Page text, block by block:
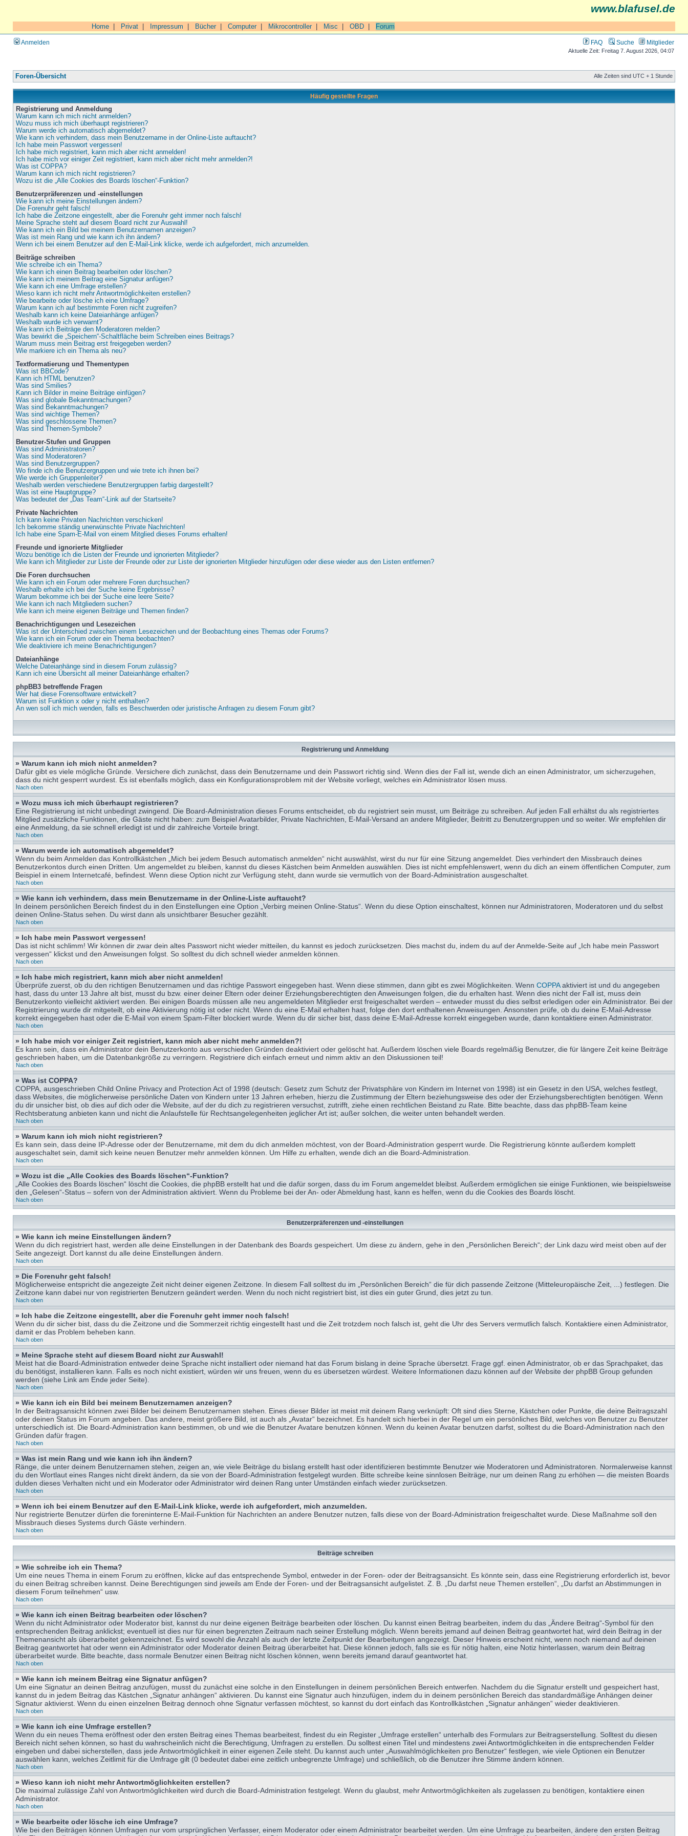
www.blafusel.de
Home Privat Impressum Bücher| Computer| Mikrocontroller| Misc OBD Forum
Anmelden FAQ Suche Mitglieder
Aktuelle Zeit: Freitag 7. August 2026, 04:07
Foren-Übersicht Alle Zeiten sind UTC + 1 Stunde
Häufig gestellte Fragen
Registrierung und Anmeldung
Warum kann ich mich nicht anmelden?
Wozu muss ich mich überhaupt registrieren?
Warum werde ich automatisch abgemeldet?
Wie kann ich verhindern, dass mein Benutzername in der Online-Liste auftaucht?
Ich habe mein Passwort vergessen!
Ich habe mich registriert, kann mich aber nicht anmelden!
Ich habe mich vor einiger Zeit registriert, kann mich aber nicht mehr anmelden?!
Was ist COPPA?
Warum kann ich mich nicht registrieren?
Wozu ist die „Alle Cookies des Boards löschen“-Funktion?
Benutzerpräferenzen und -einstellungen
Wie kann ich meine Einstellungen ändern?
Die Forenuhr geht falsch!
Ich habe die Zeitzone eingestellt, aber die Forenuhr geht immer noch falsch!
Meine Sprache steht auf diesem Board nicht zur Auswahl!
Wie kann ich ein Bild bei meinem Benutzernamen anzeigen?
Was ist mein Rang und wie kann ich ihn ändern?
Wenn ich bei einem Benutzer auf den E-Mail-Link klicke, werde ich aufgefordert, mich anzumelden.
Beiträge schreiben
Wie schreibe ich ein Thema?
Wie kann ich einen Beitrag bearbeiten oder löschen?
Wie kann ich meinem Beitrag eine Signatur anfügen?
Wie kann ich eine Umfrage erstellen?
Wieso kann ich nicht mehr Antwortmöglichkeiten erstellen?
Wie bearbeite oder lösche ich eine Umfrage?
Warum kann ich auf bestimmte Foren nicht zugreifen?
Weshalb kann ich keine Dateianhänge anfügen?
Weshalb wurde ich verwarnt?
Wie kann ich Beiträge den Moderatoren melden?
Was bewirkt die „Speichern“-Schaltfläche beim Schreiben eines Beitrags?
Warum muss mein Beitrag erst freigegeben werden?
Wie markiere ich ein Thema als neu?
Textformatierung und Thementypen
Was ist BBCode?
Kann ich HTML benutzen?
Was sind Smilies?
Kann ich Bilder in meine Beiträge einfügen?
Was sind globale Bekanntmachungen?
Was sind Bekanntmachungen?
Was sind wichtige Themen?
Was sind geschlossene Themen?
Was sind Themen-Symbole?
Benutzer-Stufen und Gruppen
Was sind Administratoren?
Was sind Moderatoren?
Was sind Benutzergruppen?
Wo finde ich die Benutzergruppen und wie trete ich ihnen bei?
Wie werde ich Gruppenleiter?
Weshalb werden verschiedene Benutzergruppen farbig dargestellt?
Was ist eine Hauptgruppe?
Was bedeutet der „Das Team“-Link auf der Startseite?
Private Nachrichten
Ich kann keine Privaten Nachrichten verschicken!
Ich bekomme ständig unerwünschte Private Nachrichten!
Ich habe eine Spam-E-Mail von einem Mitglied dieses Forums erhalten!
Freunde und ignorierte Mitglieder
Wozu benötige ich die Listen der Freunde und ignorierten Mitglieder?
Wie kann ich Mitglieder zur Liste der Freunde oder zur Liste der ignorierten Mitglieder hinzufügen oder diese wieder aus den Listen entfernen?
Die Foren durchsuchen
Wie kann ich ein Forum oder mehrere Foren durchsuchen?
Weshalb erhalte ich bei der Suche keine Ergebnisse?
Warum bekomme ich bei der Suche eine leere Seite?
Wie kann ich nach Mitgliedern suchen?
Wie kann ich meine eigenen Beiträge und Themen finden?
Benachrichtigungen und Lesezeichen
Was ist der Unterschied zwischen einem Lesezeichen und der Beobachtung eines Themas oder Forums?
Wie kann ich ein Forum oder ein Thema beobachten?
Wie deaktiviere ich meine Benachrichtigungen?
Dateianhänge
Welche Dateianhänge sind in diesem Forum zulässig?
Kann ich eine Übersicht all meiner Dateianhänge erhalten?
phpBB3 betreffende Fragen
Wer hat diese Forensoftware entwickelt?
Warum ist Funktion x oder y nicht enthalten?
An wen soll ich mich wenden, falls es Beschwerden oder juristische Anfragen zu diesem Forum gibt?
Registrierung und Anmeldung
» Warum kann ich mich nicht anmelden?
Dafür gibt es viele mögliche Gründe. Versichere dich zunächst, dass dein Benutzername und dein Passwort richtig sind. Wenn dies der Fall ist, wende dich an einen Administrator, um sicherzugehen,
dass du nicht gesperrt wurdest. Es ist ebenfalls möglich, dass ein Konfigurationsproblem mit der Website vorliegt, welches ein Administrator lösen muss.
Nach oben
» Wozu muss ich mich überhaupt registrieren?
Eine Registrierung ist nicht unbedingt zwingend. Die Board-Administration dieses Forums entscheidet, ob du registriert sein musst, um Beiträge zu schreiben. Auf jeden Fall erhältst du als registriertes
Mitglied zusätzliche Funktionen, die Gäste nicht haben: zum Beispiel Avatarbilder, Private Nachrichten, E-Mail-Versand an andere Mitglieder, Beitritt zu Benutzergruppen und so weiter. Wir empfehlen dir
eine Anmeldung, da sie schnell erledigt ist und dir zahlreiche Vorteile bringt.
Nach oben
» Warum werde ich automatisch abgemeldet?
Wenn du beim Anmelden das Kontrollkästchen „Mich bei jedem Besuch automatisch anmelden“ nicht auswählst, wirst du nur für eine Sitzung angemeldet. Dies verhindert den Missbrauch deines
Benutzerkontos durch einen Dritten. Um angemeldet zu bleiben, kannst du dieses Kästchen beim Anmelden auswählen. Dies ist nicht empfehlenswert, wenn du dich an einem öffentlichen Computer, zum
Beispiel in einem Internetcafé, befindest. Wenn diese Option nicht zur Verfügung steht, dann wurde sie vermutlich von der Board-Administration ausgeschaltet.
Nach oben
» Wie kann ich verhindern, dass mein Benutzername in der Online-Liste auftaucht?
In deinem persönlichen Bereich findest du in den Einstellungen eine Option „Verbirg meinen Online-Status“. Wenn du diese Option einschaltest, können nur Administratoren, Moderatoren und du selbst
deinen Online-Status sehen. Du wirst dann als unsichtbarer Besucher gezählt.
Nach oben
» Ich habe mein Passwort vergessen!
Das ist nicht schlimm! Wir können dir zwar dein altes Passwort nicht wieder mitteilen, du kannst es jedoch zurücksetzen. Dies machst du, indem du auf der Anmelde-Seite auf „Ich habe mein Passwort
vergessen“ klickst und den Anweisungen folgst. So solltest du dich schnell wieder anmelden können.
Nach oben
» Ich habe mich registriert, kann mich aber nicht anmelden!
Überprüfe zuerst, ob du den richtigen Benutzernamen und das richtige Passwort eingegeben hast. Wenn diese stimmen, dann gibt es zwei Möglichkeiten. Wenn COPPAaktiviert ist und du angegeben
hast, dass du unter 13 Jahre alt bist, musst du bzw. einer deiner Eltern oder deiner Erziehungsberechtigten den Anweisungen folgen, die du erhalten hast. Wenn dies nicht der Fall ist, muss dein
Benutzerkonto vielleicht aktiviert werden. Bei einigen Boards müssen alle neu angemeldeten Mitglieder erst freigeschaltet werden – entweder musst du dies selbst erledigen oder ein Administrator. Bei der
Registrierung wurde dir mitgeteilt, ob eine Aktivierung nötig ist oder nicht. Wenn du eine E-Mail erhalten hast, folge den dort enthaltenen Anweisungen. Ansonsten prüfe, ob du deine E-Mail-Adresse
korrekt eingegeben hast oder die E-Mail von einem Spam-Filter blockiert wurde. Wenn du dir sicher bist, dass deine E-Mail-Adresse korrekt eingegeben wurde, dann kontaktiere einen Administrator.
Nach oben
» Ich habe mich vor einiger Zeit registriert, kann mich aber nicht mehr anmelden?!
Es kann sein, dass ein Administrator dein Benutzerkonto aus verschieden Gründen deaktiviert oder gelöscht hat. Außerdem löschen viele Boards regelmäßig Benutzer, die für längere Zeit keine Beiträge
geschrieben haben, um die Datenbankgröße zu verringern. Registriere dich einfach erneut und nimm aktiv an den Diskussionen teil!
Nach oben
» Was ist COPPA?
COPPA, ausgeschrieben Child Online Privacy and Protection Act of 1998 (deutsch: Gesetz zum Schutz der Privatsphäre von Kindern im Internet von 1998) ist ein Gesetz in den USA, welches festlegt,
dass Websites, die möglicherweise persönliche Daten von Kindern unter 13 Jahren erheben, hierzu die Zustimmung der Eltern beziehungsweise des oder der Erziehungsberechtigten benötigen. Wenn
du dir unsicher bist, ob dies auf dich oder die Website, auf der du dich zu registrieren versuchst, zutrifft, ziehe einen rechtlichen Beistand zu Rate. Bitte beachte, dass das phpBB-Team keine
Rechtsberatung anbieten kann und nicht die Anlaufstelle für Rechtsangelegenheiten jeglicher Art ist; außer solchen, die weiter unten behandelt werden.
Nach oben
» Warum kann ich mich nicht registrieren?
Es kann sein, dass deine IP-Adresse oder der Benutzername, mit dem du dich anmelden möchtest, von der Board-Administration gesperrt wurde. Die Registrierung könnte außerdem komplett
ausgeschaltet sein, damit sich keine neuen Benutzer mehr anmelden können. Um Hilfe zu erhalten, wende dich an die Board-Administration.
Nach oben
» Wozu ist die „Alle Cookies des Boards löschen“-Funktion?
„Alle Cookies des Boards löschen“ löscht die Cookies, die phpBB erstellt hat und die dafür sorgen, dass du im Forum angemeldet bleibst. Außerdem ermöglichen sie einige Funktionen, wie beispielsweise
den „Gelesen“-Status – sofern von der Administration aktiviert. Wenn du Probleme bei der An- oder Abmeldung hast, kann es helfen, wenn du die Cookies des Boards löscht.
Nach oben
Benutzerpräferenzen und -einstellungen
» Wie kann ich meine Einstellungen ändern?
Wenn du dich registriert hast, werden alle deine Einstellungen in der Datenbank des Boards gespeichert. Um diese zu ändern, gehe in den „Persönlichen Bereich“; der Link dazu wird meist oben auf der
Seite angezeigt. Dort kannst du alle deine Einstellungen ändern.
Nach oben
» Die Forenuhr geht falsch!
Möglicherweise entspricht die angezeigte Zeit nicht deiner eigenen Zeitzone. In diesem Fall solltest du im „Persönlichen Bereich“ die für dich passende Zeitzone (Mitteleuropäische Zeit, ...) festlegen. Die
Zeitzone kann dabei nur von registrierten Benutzern geändert werden. Wenn du noch nicht registriert bist, ist dies ein guter Grund, dies jetzt zu tun.
Nach oben
» Ich habe die Zeitzone eingestellt, aber die Forenuhr geht immer noch falsch!
Wenn du dir sicher bist, dass du die Zeitzone und die Sommerzeit richtig eingestellt hast und die Zeit trotzdem noch falsch ist, geht die Uhr des Servers vermutlich falsch. Kontaktiere einen Administrator,
damit er das Problem beheben kann.
Nach oben
» Meine Sprache steht auf diesem Board nicht zur Auswahl!
Meist hat die Board-Administration entweder deine Sprache nicht installiert oder niemand hat das Forum bislang in deine Sprache übersetzt. Frage ggf. einen Administrator, ob er das Sprachpaket, das
du benötigst, installieren kann. Falls es noch nicht existiert, würden wir uns freuen, wenn du es übersetzen würdest. Weitere Informationen dazu können auf der Website der phpBB Group gefunden
werden (siehe Link am Ende jeder Seite).
Nach oben
» Wie kann ich ein Bild bei meinem Benutzernamen anzeigen?
In der Beitragsansicht können zwei Bilder bei deinem Benutzernamen stehen. Eines dieser Bilder ist meist mit deinem Rang verknüpft: Oft sind dies Sterne, Kästchen oder Punkte, die deine Beitragszahl
oder deinen Status im Forum angeben. Das andere, meist größere Bild, ist auch als „Avatar“ bezeichnet. Es handelt sich hierbei in der Regel um ein persönliches Bild, welches von Benutzer zu Benutzer
unterschiedlich ist. Die Board-Administration kann bestimmen, ob und wie die Benutzer Avatare benutzen können. Wenn du keinen Avatar benutzen darfst, solltest du die Board-Administration nach den
Gründen dafür fragen.
Nach oben
» Was ist mein Rang und wie kann ich ihn ändern?
Ränge, die unter deinem Benutzernamen stehen, zeigen an, wie viele Beiträge du bislang erstellt hast oder identifizieren bestimmte Benutzer wie Moderatoren und Administratoren. Normalerweise kannst
du den Wortlaut eines Ranges nicht direkt ändern, da sie von der Board-Administration festgelegt wurden. Bitte schreibe keine sinnlosen Beiträge, nur um deinen Rang zu erhöhen — die meisten Boards
dulden dieses Verhalten nicht und ein Moderator oder Administrator wird deinen Rang unter Umständen einfach wieder zurücksetzen.
Nach oben
» Wenn ich bei einem Benutzer auf den E-Mail-Link klicke, werde ich aufgefordert, mich anzumelden.
Nur registrierte Benutzer dürfen die foreninterne E-Mail-Funktion für Nachrichten an andere Benutzer nutzen, falls diese von der Board-Administration freigeschaltet wurde. Diese Maßnahme soll den
Missbrauch dieses Systems durch Gäste verhindern.
Nach oben
Beiträge schreiben
» Wie schreibe ich ein Thema?
Um eine neues Thema in einem Forum zu eröffnen, klicke auf das entsprechende Symbol, entweder in der Foren- oder der Beitragsansicht. Es könnte sein, dass eine Registrierung erforderlich ist, bevor
du einen Beitrag schreiben kannst. Deine Berechtigungen sind jeweils am Ende der Foren- und der Beitragsansicht aufgelistet. Z. B. „Du darfst neue Themen erstellen“, „Du darfst an Abstimmungen in
diesem Forum teilnehmen“ usw.
Nach oben
» Wie kann ich einen Beitrag bearbeiten oder löschen?
Wenn du nicht Administrator oder Moderator bist, kannst du nur deine eigenen Beiträge bearbeiten oder löschen. Du kannst einen Beitrag bearbeiten, indem du das „Ändere Beitrag“-Symbol für den
entsprechenden Beitrag anklickst; eventuell ist dies nur für einen begrenzten Zeitraum nach seiner Erstellung möglich. Wenn bereits jemand auf deinen Beitrag geantwortet hat, wird dein Beitrag in der
Themenansicht als überarbeitet gekennzeichnet. Es wird sowohl die Anzahl als auch der letzte Zeitpunkt der Bearbeitungen angezeigt. Dieser Hinweis erscheint nicht, wenn noch niemand auf deinen
Beitrag geantwortet hat oder wenn ein Administrator oder Moderator deinen Beitrag überarbeitet hat. Diese können jedoch, falls sie es für nötig halten, eine Notiz hinterlassen, warum dein Beitrag
überarbeitet wurde. Bitte beachte, dass normale Benutzer einen Beitrag nicht löschen können, wenn bereits jemand darauf geantwortet hat.
Nach oben
» Wie kann ich meinem Beitrag eine Signatur anfügen?
Um eine Signatur an deinen Beitrag anzufügen, musst du zunächst eine solche in den Einstellungen in deinem persönlichen Bereich entwerfen. Nachdem du die Signatur erstellt und gespeichert hast,
kannst du in jedem Beitrag das Kästchen „Signatur anhängen“ aktivieren. Du kannst eine Signatur auch hinzufügen, indem du in deinem persönlichen Bereich das standardmäßige Anhängen deiner
Signatur aktivierst. Wenn du einen einzelnen Beitrag dennoch ohne Signatur verfassen möchtest, so kannst du dort einfach das Kontrollkästchen „Signatur anhängen“ wieder deaktivieren.
Nach oben
» Wie kann ich eine Umfrage erstellen?
Wenn du ein neues Thema eröffnest oder den ersten Beitrag eines Themas bearbeitest, findest du ein Register „Umfrage erstellen“ unterhalb des Formulars zur Beitragserstellung. Solltest du diesen
Bereich nicht sehen können, so hast du wahrscheinlich nicht die Berechtigung, Umfragen zu erstellen. Du solltest einen Titel und mindestens zwei Antwortmöglichkeiten in die entsprechenden Felder
eingeben und dabei sicherstellen, dass jede Antwortmöglichkeit in einer eigenen Zeile steht. Du kannst auch unter „Auswahlmöglichkeiten pro Benutzer“ festlegen, wie viele Optionen ein Benutzer
auswählen kann, welches Zeitlimit für die Umfrage gilt (0 bedeutet dabei eine zeitlich unbegrenzte Umfrage) und schließlich, ob die Benutzer ihre Stimme ändern können.
Nach oben
» Wieso kann ich nicht mehr Antwortmöglichkeiten erstellen?
Die maximal zulässige Zahl von Antwortmöglichkeiten wird durch die Board-Administration festgelegt. Wenn du glaubst, mehr Antwortmöglichkeiten als zugelassen zu benötigen, kontaktiere einen
Administrator.
Nach oben
» Wie bearbeite oder lösche ich eine Umfrage?
Wie bei den Beiträgen können Umfragen nur vom ursprünglichen Verfasser, einem Moderator oder einem Administrator bearbeitet werden. Um eine Umfrage zu bearbeiten, ändere den ersten Beitrag